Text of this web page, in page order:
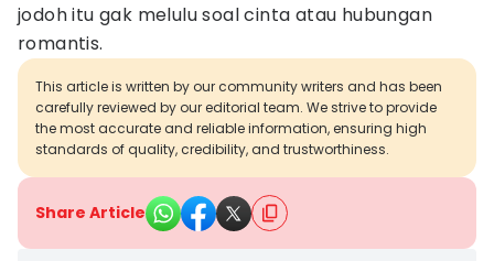
jodoh itu gak melulu soal cinta atau hubungan
romantis.
This article is written by our community writers and has been
carefully reviewed by our editorial team. We strive to provide
the most accurate and reliable information, ensuring high
standards of quality, credibility, and trustworthiness.
Share Article